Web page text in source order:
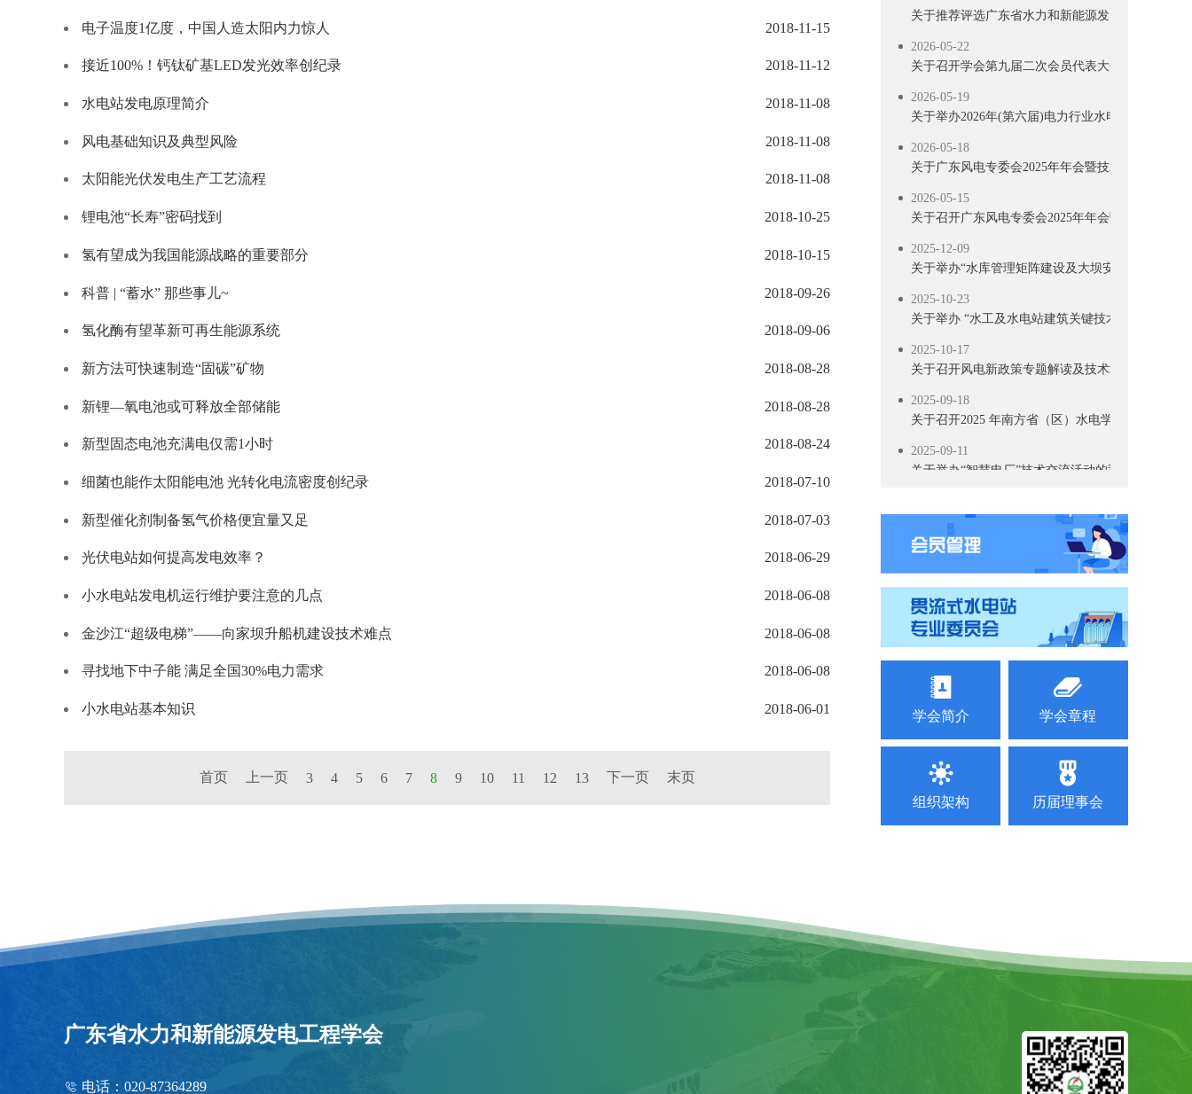
电子温度1亿度，中国人造太阳内力惊人 2018-11-15
接近100%！钙钛矿基LED发光效率创纪录 2018-11-12
水电站发电原理简介 2018-11-08
风电基础知识及典型风险 2018-11-08
太阳能光伏发电生产工艺流程 2018-11-08
锂电池“长寿”密码找到 2018-10-25
氢有望成为我国能源战略的重要部分 2018-10-15
科普 | “蓄水” 那些事儿~ 2018-09-26
氢化酶有望革新可再生能源系统 2018-09-06
新方法可快速制造“固碳”矿物 2018-08-28
新锂—氧电池或可释放全部储能 2018-08-28
新型固态电池充满电仅需1小时 2018-08-24
细菌也能作太阳能电池 光转化电流密度创纪录 2018-07-10
新型催化剂制备氢气价格便宜量又足 2018-07-03
光伏电站如何提高发电效率？ 2018-06-29
小水电站发电机运行维护要注意的几点 2018-06-08
金沙江“超级电梯”——向家坝升船机建设技术难点 2018-06-08
寻找地下中子能 满足全国30%电力需求 2018-06-08
小水电站基本知识 2018-06-01
首页 上一页 3 4 5 6 7 8 9 10 11 12 13 下一页 末页
关于推荐评选广东省水力和新能源发电工程学会40
2026-05-22
关于召开学会第九届二次会员代表大会、第九届
2026-05-19
关于举办2026年(第六届)电力行业水电与新能源技
2026-05-18
关于广东风电专委会2025年年会暨技术交流会延期
2026-05-15
关于召开广东风电专委会2025年年会暨技术交流会
2025-12-09
关于举办“水库管理矩阵建设及大坝安全管理”培训
2025-10-23
关于举办 “水工及水电站建筑关键技术交流活动”的
2025-10-17
关于召开风电新政策专题解读及技术培训活动的通
2025-09-18
关于召开2025 年南方省（区）水电学会联络会暨
2025-09-11
关于举办“智慧电厂”技术交流活动的通知
关于召开抽水蓄能高压水道建设技术交流会的通知
2025-09-02
关于表彰南方省（区）第五届水电厂技能竞赛团体
2025-08-08
关于联合召开云、贵、川、桂、湘、粤、青、鄂、
2025-08-06
关于召开抽水蓄能高压水道建设技术交流会预通知
2025-07-28
2025年水电站运行管理及检修技术研讨会第二轮通
2026-07-13
关于举办新型电力系统背景下南方区域电力市场电
2026-06-18
关于表扬广东省水力和新能源发电工程学会40 周
2026-05-22
关于推荐评选广东省水力和新能源发电工程学会40
关于召开学会第九届二次会员代表大会、第九届
学会简介 学会章程
组织架构 历届理事会
广东省水力和新能源发电工程学会
电话：020-87364289